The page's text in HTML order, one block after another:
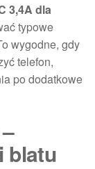
3,4A dla
typowe
wygodne, gdy
telefon,
po dodatkowe
blatu